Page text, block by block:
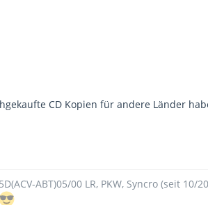
CD Kopien für andere Länder
ABT)05/00 LR, PKW, Syncro (seit 10/